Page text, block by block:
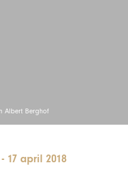
Albert Berghof
- 17 april 2018